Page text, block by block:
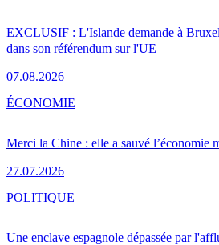
EXCLUSIF : L'Islande demande à
dans son référendum sur l'UE
07.08.2026
Merci la Chine : elle a sauvé l’économie
27.07.2026
ÉCONOMIE
Une enclave espagnole dépassée par
POLITIQUE